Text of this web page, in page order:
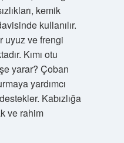
kemik
kullanılır.
uyuz ve frengi
Kımı otu
yarar? Çoban
yardımcı
Kabızlığa
ve rahim